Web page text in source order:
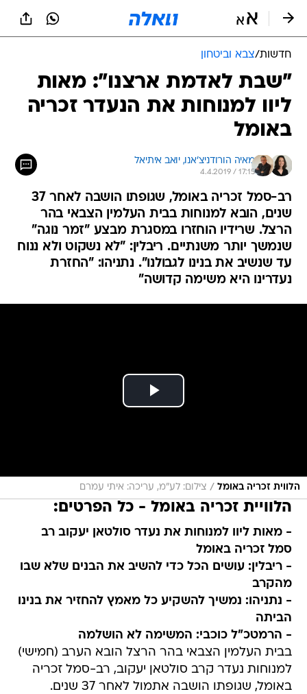
חדשות/צבא וביטחון
"שבת לאדמת ארצנו": מאות
ליוו למנוחות את הנעדר זכריה
באומל
מאיה הורודניצ'אנו, יואב איתיאל
4.4.2019 / 17:15
רב-סמל זכריה באומל, שגופתו הושבה לאחר 37
שנים, הובא למנוחות בבית העלמין הצבאי בהר
הרצל. שרידיו הוחזרו במסגרת מבצע "זמר נוגה"
שנמשך יותר משנתיים. ריבלין: "לא נשקוט ולא ננוח
עד שנשיב את בנינו לגבולנו". נתניהו: "החזרת
נעדרינו היא משימה קדושה"
הלווית זכריה באומל / צילום: לע"מ, עריכה: איתי עמרם
הלוויית זכריה באומל - כל הפרטים:
- מאות ליוו למנוחות את נעדר סולטאן יעקוב רב
סמל זכריה באומל
- ריבלין: עושים הכל כדי להשיב את הבנים שלא שבו
מהקרב
- נתניהו: נמשיך להשקיע כל מאמץ להחזיר את בנינו
הביתה
- הרמטכ"ל כוכבי: המשימה לא הושלמה
בבית העלמין הצבאי בהר הרצל הובא הערב (חמישי)
למנוחות נעדר קרב סולטאן יעקוב, רב-סמל זכריה
באומל, שגופתו הושבה אתמול לאחר 37 שנים.